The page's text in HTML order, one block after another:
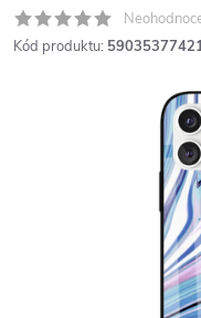
Kód produktu: